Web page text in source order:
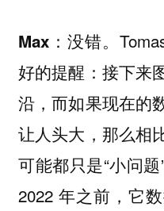
Max： 没错。
好的提醒：接下来
沿，而如果现在的
让人头大，那么相
可能都只是“小问
2022 年之前，它